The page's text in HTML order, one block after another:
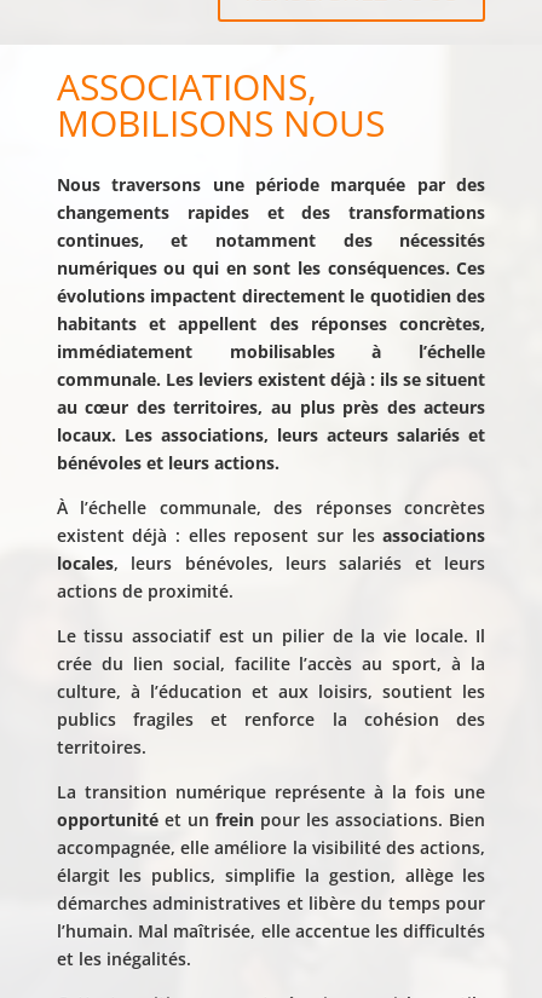
ASSOCIATIONS,
MOBILISONS NOUS
Nous traversons une période marquée par des
changements rapides et des transformations
continues, et notamment des nécessités
numériques ou qui en sont les conséquences. Ces
évolutions impactent directement le quotidien des
habitants et appellent des réponses concrètes,
immédiatement mobilisables à l’échelle
communale. Les leviers existent déjà : ils se situent
au cœur des territoires, au plus près des acteurs
locaux. Les associations, leurs acteurs salariés et
bénévoles et leurs actions.
À l’échelle communale, des réponses concrètes
existent déjà : elles reposent sur lesassociations
locales, leurs bénévoles, leurs salariés et leurs
actions de proximité.
Le tissu associatif est un pilier de la vie locale. Il
crée du lien social, facilite l’accès au sport, à la
culture, à l’éducation et aux loisirs, soutient les
publics fragiles et renforce la cohésion des
territoires.
La transition numérique représente à la fois une
opportunitéet un freinpour les associations. Bien
accompagnée, elle améliore la visibilité des actions,
élargit les publics, simplifie la gestion, allège les
démarches administratives et libère du temps pour
l’humain. Mal maîtrisée, elle accentue les difficultés
et les inégalités.